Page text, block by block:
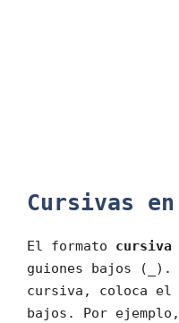
Cursivas en
El formato cursiva
guiones bajos
cursiva, coloca el
bajos. Por